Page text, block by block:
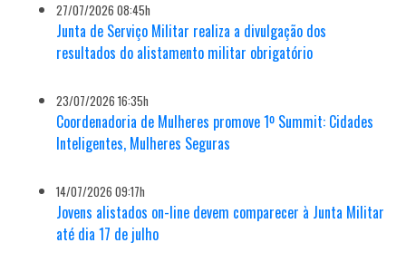
27/07/2026 08:45h
Junta de Serviço Militar realiza a divulgação dos
resultados do alistamento militar obrigatório
23/07/2026 16:35h
Coordenadoria de Mulheres promove 1º Summit: Cidades
Inteligentes, Mulheres Seguras
14/07/2026 09:17h
Jovens alistados on-line devem comparecer à Junta Militar
até dia 17 de julho